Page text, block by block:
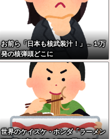
お前ら「日本も核武装汁！」←１万
発の核弾頭どこに
世界のケイスケ・ホンダ「ラーメン